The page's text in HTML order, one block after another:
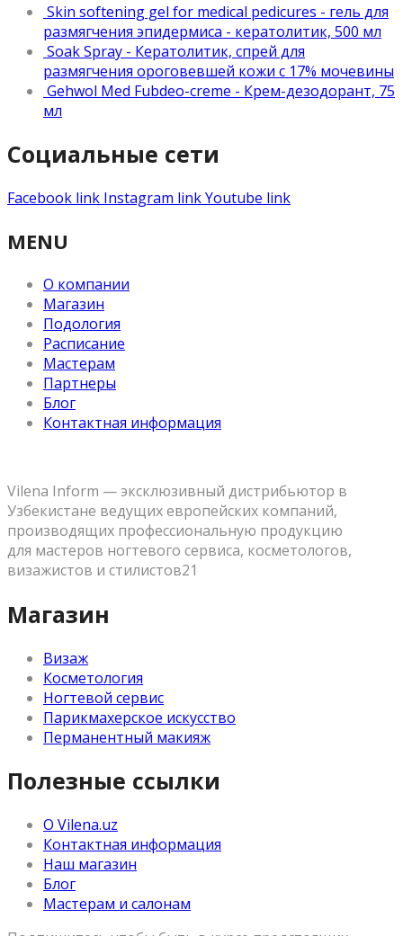
Skin softening gel for medical pedicures - гель для
размягчения эпидермиса - кератолитик, 500 мл
Soak Spray - Кератолитик, спрей для
размягчения ороговевшей кожи с 17% мочевины
Gehwol Med Fubdeo-creme - Крем-дезодорант, 75
мл
Социальные сети
Facebook link Instagram linkYoutube link
MENU
О компании
Магазин
Подология
Расписание
Мастерам
Партнеры
Блог
Контактная информация
Vilena Inform — эксклюзивный дистрибьютор в
Узбекистане ведущих европейских компаний,
производящих профессиональную продукцию
для мастеров ногтевого сервиса, косметологов,
визажистов и стилистов21
Магазин
Визаж
Косметология
Ногтевой сервис
Парикмахерское искусство
Перманентный макияж
Полезные ссылки
О Vilena.uz
Контактная информация
Наш магазин
Блог
Мастерам и салонам